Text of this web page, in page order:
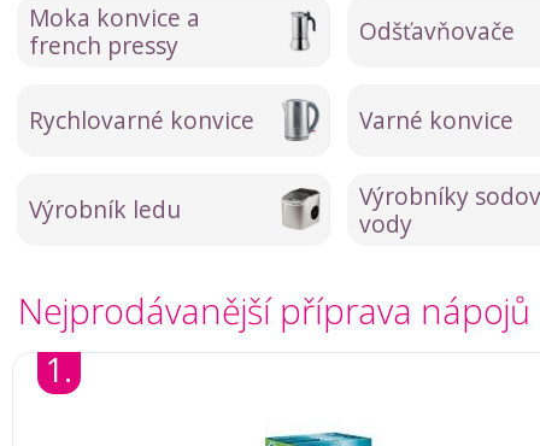
Moka konvice a
french pressy
Odšťavňovače
Rychlovarné konvice Varné konvice
Výrobník ledu
Výrobníky
vody
Nejprodávanější příprava nápojů
1.